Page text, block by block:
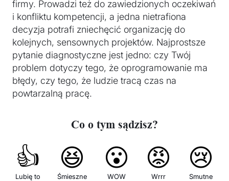
firmy. Prowadzi też do zawiedzionych oczekiwań
i konfliktu kompetencji, a jedna nietrafiona
decyzja potrafi zniechęcić organizację do
kolejnych, sensownych projektów. Najprostsze
pytanie diagnostyczne jest jedno: czy Twój
problem dotyczy tego, że oprogramowanie ma
błędy, czy tego, że ludzie tracą czas na
powtarzalną pracę.
Co o tym sądzisz?
👍
Lubię to
😆
Śmieszne
😮
WOW
😡
Wrrr
😢
Smutne